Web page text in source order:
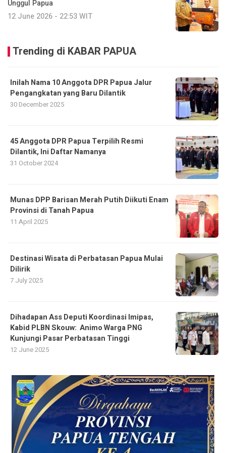
Unggul Papua
12 June 2026 - 22:53 WIT
Trending di KABAR PAPUA
Inilah Nama 10 Anggota DPR Papua Jalur
Pengangkatan yang Baru Dilantik
30 December 2025
45 Anggota DPR Papua Terpilih Resmi
Dilantik, Ini Daftar Namanya
31 October 2024
Munas DPP Barisan Merah Putih Diikuti Enam
Provinsi di Tanah Papua
11 April 2025
Destinasi Wisata di Perbatasan Papua Mulai
Dilirik
7 July 2025
Dihadapan Ass Deputi Koordinasi Imipas,
Kabid PLBN Skouw: Animo Warga PNG
Kunjungi Pasar Perbatasan Tinggi
12 June 2025